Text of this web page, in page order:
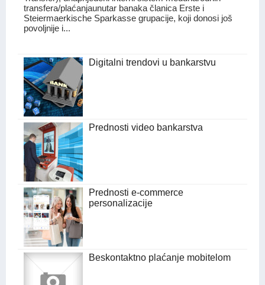
transfera/plaćanjaunutar banaka članica Erste i
Steiermaerkische Sparkasse grupacije, koji donosi još
povoljnije i...
Digitalni trendovi u bankarstvu
Prednosti video bankarstva
Prednosti e-commerce
personalizacije
Beskontaktno plaćanje mobitelom